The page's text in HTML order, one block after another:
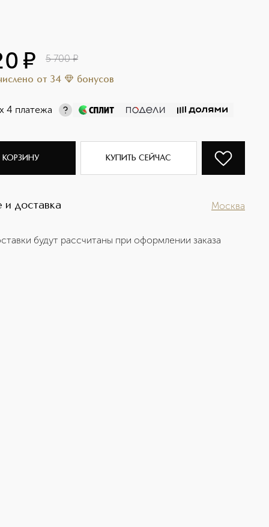
¤ 5 700 ¤
от 34 бонусов
х 4 платежа
КОРЗИНУ КУПИТЬ СЕЙЧАС
и доставка Москва
будут рассчитаны при оформлении заказа